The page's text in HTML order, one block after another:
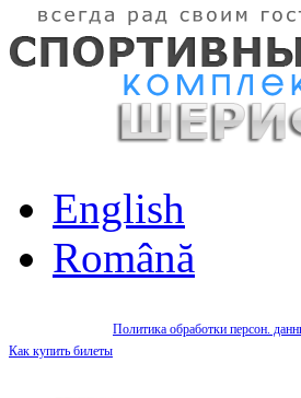
English
Română
Политика обработки персон.
Как купить билеты